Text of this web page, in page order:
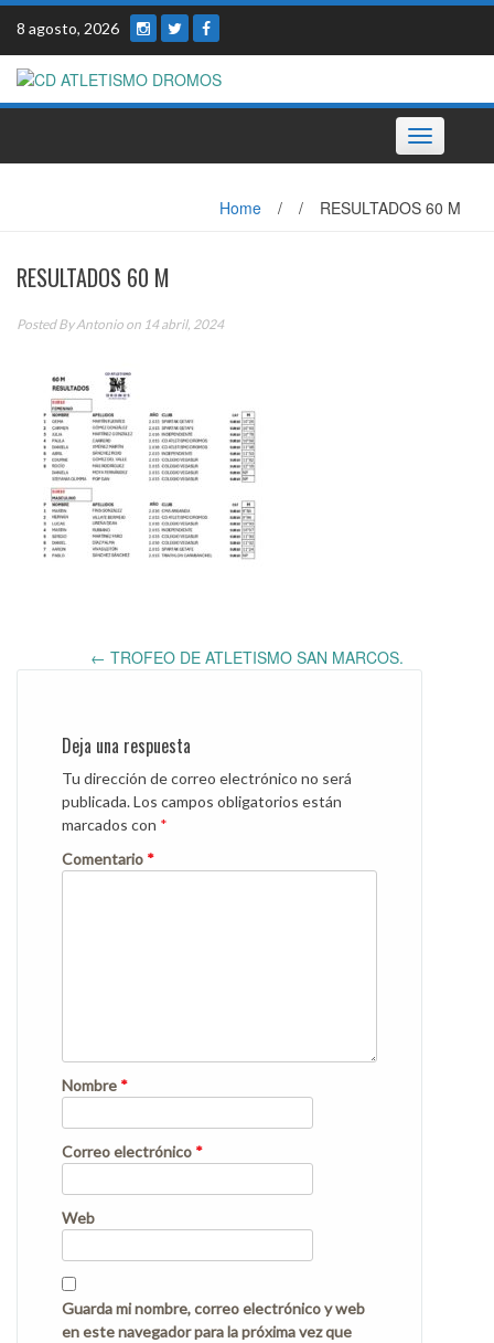
Skip
content
8 agosto, 2026
Toggle
navigation
Home / / RESULTADOS 60 M
RESULTADOS 60 M
Posted ByAntonio on 14 abril, 2024
navigation
← TROFEO DE ATLETISMO SAN MARCOS.
Deja una respuesta
Tu dirección de correo electrónico no será
publicada.Los campos obligatorios están
marcados con *
Comentario *
Nombre *
Correo electrónico *
Web
Guarda mi nombre, correo electrónico y web
en este navegador para la próxima vez que